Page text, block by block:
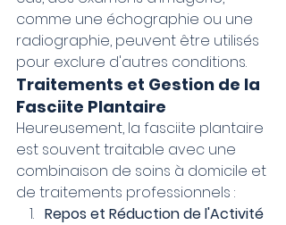
comme une échographie ou une
radiographie, peuvent être utilisés
pour exclure d'autres conditions.
Traitements et Gestion de la
Fasciite Plantaire
Heureusement, la fasciite plantaire
est souvent traitable avec une
combinaison de soins à domicile et
de traitements professionnels :
Repos et Réduction de l'Activité